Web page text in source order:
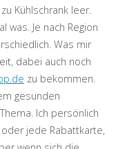
Kühlschrank leer.
was. Je nach Region
Was mir
dabei auch noch
zu bekommen.
gesunden
Ich persönlich
jede Rabattkarte,